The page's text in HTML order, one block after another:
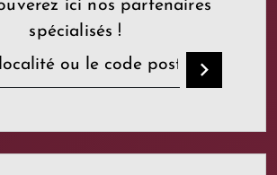
ici nos partenaires
spécialisés !